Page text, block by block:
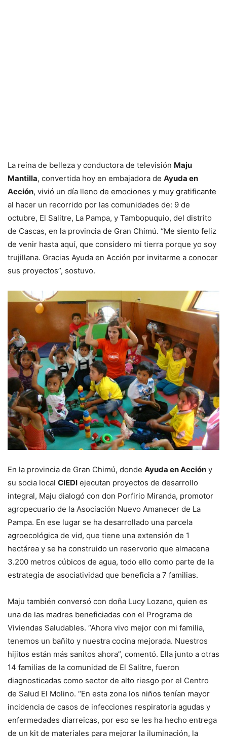
La reina de belleza y conductora de televisión Maju
Mantilla, convertida hoy en embajadora de Ayuda en
Acción, vivió un día lleno de emociones y muy gratificante
al hacer un recorrido por las comunidades de: 9 de
octubre, El Salitre, La Pampa, y Tambopuquio, del distrito
de Cascas, en la provincia de Gran Chimú. “Me siento feliz
de venir hasta aquí, que considero mi tierra porque yo soy
trujillana. Gracias Ayuda en Acción por invitarme a conocer
sus proyectos”, sostuvo.
En la provincia de Gran Chimú, donde Ayuda en Acción y
su socia local CIEDI ejecutan proyectos de desarrollo
integral, Maju dialogó con don Porfirio Miranda, promotor
agropecuario de la Asociación Nuevo Amanecer de La
Pampa. En ese lugar se ha desarrollado una parcela
agroecológica de vid, que tiene una extensión de 1
hectárea y se ha construido un reservorio que almacena
3.200 metros cúbicos de agua, todo ello como parte de la
estrategia de asociatividad que beneficia a 7 familias.
Maju también conversó con doña Lucy Lozano, quien es
una de las madres beneficiadas con el Programa de
Viviendas Saludables. “Ahora vivo mejor con mi familia,
tenemos un bañito y nuestra cocina mejorada. Nuestros
hijitos están más sanitos ahora”, comentó. Ella junto a otras
14 familias de la comunidad de El Salitre, fueron
diagnosticadas como sector de alto riesgo por el Centro
de Salud El Molino. “En esta zona los niños tenían mayor
incidencia de casos de infecciones respiratoria agudas y
enfermedades diarreicas, por eso se les ha hecho entrega
de un kit de materiales para mejorar la iluminación, la